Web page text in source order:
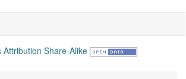
Share-Alike